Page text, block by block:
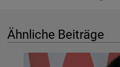
Ähnliche Beiträge